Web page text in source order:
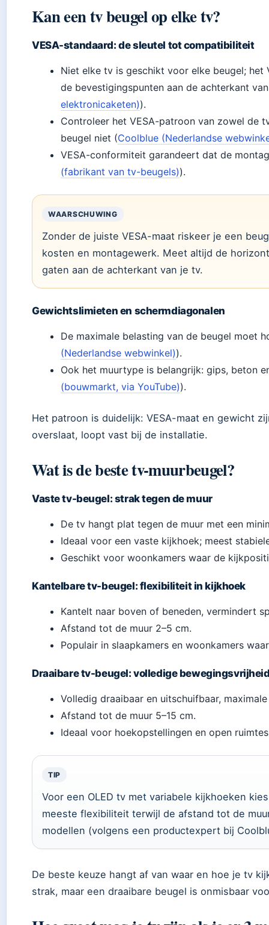
Kan een tv beugel op elke tv?
VESA-standaard: de sleutel tot compatibiliteit
Niet elke tv is geschikt voor elke beugel; het
de bevestigingspunten aan de achterkant
elektronicaketen)).
Controleer het VESA-patroon van zowel de
beugel niet (Coolblue (Nederlandse
VESA-conformiteit garandeert dat de
(fabrikant van tv-beugels)).
WAARSCHUWING
Zonder de juiste VESA-maat riskeer je een
kosten en montagewerk. Meet altijd de
gaten aan de achterkant van je tv.
Gewichtslimieten en schermdiagonalen
De maximale belasting van de beugel moet
(Nederlandse webwinkel)).
Ook het muurtype is belangrijk: gips, beton
(bouwmarkt, via YouTube)).
Het patroon is duidelijk: VESA-maat en gewicht
overslaat, loopt vast bij de installatie.
Wat is de beste tv-muurbeugel?
Vaste tv-beugel: strak tegen de muur
De tv hangt plat tegen de muur met een
Ideaal voor een vaste kijkhoek; meest
Geschikt voor woonkamers waar de
Kantelbare tv-beugel: flexibiliteit in kijkhoek
Kantelt naar boven of beneden, vermindert
Afstand tot de muur 2–5 cm.
Populair in slaapkamers en woonkamers
Draaibare tv-beugel: volledige
Volledig draaibaar en uitschuifbaar,
Afstand tot de muur 5–15 cm.
Ideaal voor hoekopstellingen en open
TIP
Voor een OLED tv met variabele kijkhoeken
meeste flexibiliteit terwijl de afstand tot de
modellen (volgens een productexpert bij
De beste keuze hangt af van waar en hoe je tv
strak, maar een draaibare beugel is onmisbaar